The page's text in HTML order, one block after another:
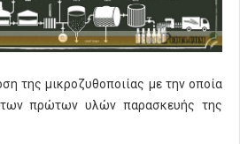
της μικροζυθοποιίας με την οποία
των πρώτων υλών παρασκευής της